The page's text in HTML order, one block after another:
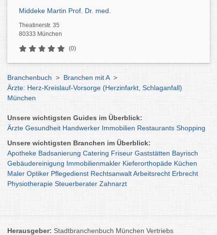
Middeke Martin Prof. Dr. med.
Theatinerstr. 35
80333 München
(0)
Branchenbuch > Branchen mit A >
Ärzte: Herz-Kreislauf-Vorsorge (Herzinfarkt, Schlaganfall)
München
Unsere wichtigsten Guides im Überblick:
Ärzte Gesundheit Handwerker Immobilien Restaurants Shopping
Unsere wichtigsten Branchen im Überblick:
Apotheke Badsanierung Catering Friseur Gaststätten Bayrisch
Gebäudereinigung Immobilienmakler Kieferorthopäde Küchen
Maler Optiker Pflegedienst RechtsanwaltArbeitsrecht Erbrecht
Physiotherapie Steuerberater Zahnarzt
Herausgeber: Stadtbranchenbuch München Vertriebs